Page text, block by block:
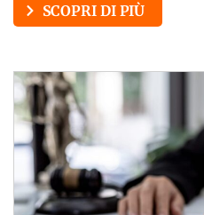
SCOPRI DI PIÙ